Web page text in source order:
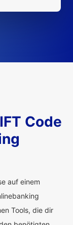
Code
auf einem
Tools, die dir